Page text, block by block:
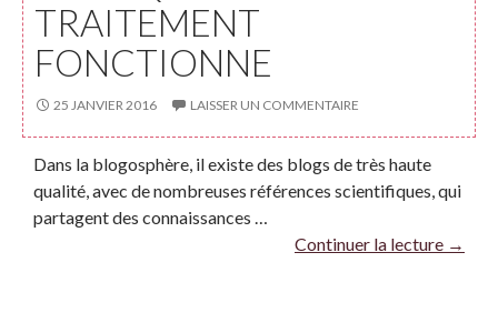
TRAITEMENT
FONCTIONNE
25 JANVIER 2016 LAISSER UN COMMENTAIRE
Dans la blogosphère, il existe des blogs de très haute
qualité, avec de nombreuses références scientifiques, qui
partagent des connaissances …
Continuer la lecture →